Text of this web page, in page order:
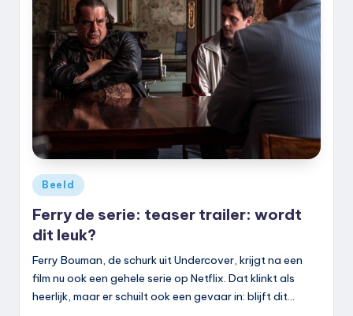
Geplaatst
in
Beeld
Ferry de serie: teaser trailer: wordt
dit leuk?
Ferry Bouman, de schurk uit Undercover, krijgt na een
film nu ook een gehele serie op Netflix. Dat klinkt als
heerlijk, maar er schuilt ook een gevaar in: blijft dit…